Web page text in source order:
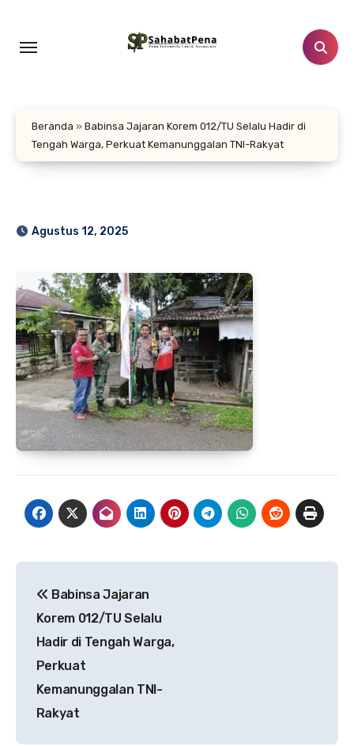
konten
Beranda » Babinsa Jajaran Korem 012/TU Selalu Hadir di
Tengah Warga, Perkuat Kemanunggalan TNI-Rakyat
Agustus 12, 2025
pos
Babinsa Jajaran
Korem 012/TU Selalu
Hadir di Tengah Warga,
Perkuat
Kemanunggalan TNI-
Rakyat